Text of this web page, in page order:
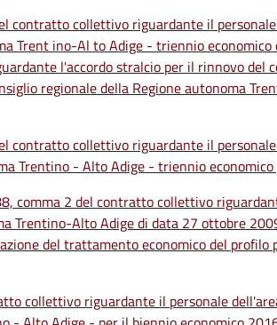
contratto collettivo riguardante il
Trent ino-Al to Adige - triennio
l'accordo stralcio per il rinnovo
regionale della Regione autonoma
contratto collettivo riguardante il
Trentino - Alto Adige - triennio
comma 2 del contratto collettivo
Trentino-Alto Adige di data 27 ottobre
del trattamento economico del
collettivo riguardante il personale